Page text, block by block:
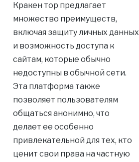
Кракен тор предлагает
множество преимуществ,
включая защиту личных данных
и возможность доступа к
сайтам, которые обычно
недоступны в обычной сети.
Эта платформа также
позволяет пользователям
общаться анонимно, что
делает ее особенно
привлекательной для тех, кто
ценит свои права на частную